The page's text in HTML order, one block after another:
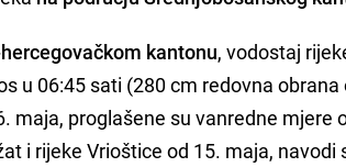
kantonu, vodostaj
u 06:45 sati (280 cm redovna
maja, proglašene su vanredne
i rijeke Vrioštice od 15. maja, navodi